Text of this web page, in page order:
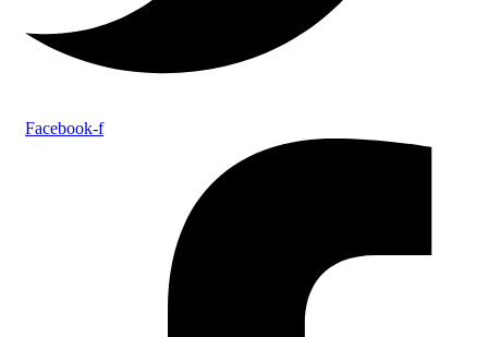
Facebook-f